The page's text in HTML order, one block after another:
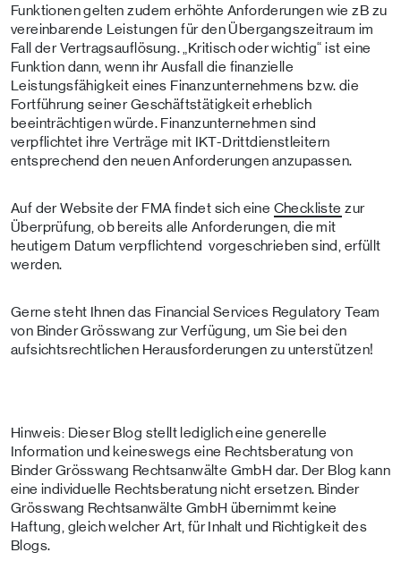
Funktionen gelten zudem erhöhte Anforderungen wie zB zu
vereinbarende Leistungen für den Übergangszeitraum im
Fall der Vertragsauflösung. „Kritisch oder wichtig“ ist eine
Funktion dann, wenn ihr Ausfall die finanzielle
Leistungsfähigkeit eines Finanzunternehmens bzw. die
Fortführung seiner Geschäftstätigkeit erheblich
beeinträchtigen würde. Finanzunternehmen sind
verpflichtet ihre Verträge mit IKT-Drittdienstleitern
entsprechend den neuen Anforderungen anzupassen.
Auf der Website der FMA findet sich eine Checkliste zur
Überprüfung, ob bereits alle Anforderungen, die mit
heutigem Datum verpflichtend vorgeschrieben sind, erfüllt
werden.
Gerne steht Ihnen das Financial Services Regulatory Team
von Binder Grösswang zur Verfügung, um Sie bei den
aufsichtsrechtlichen Herausforderungen zu unterstützen!
Hinweis: Dieser Blog stellt lediglich eine generelle
Information und keineswegs eine Rechtsberatung von
Binder Grösswang Rechtsanwälte GmbH dar. Der Blog kann
eine individuelle Rechtsberatung nicht ersetzen. Binder
Grösswang Rechtsanwälte GmbH übernimmt keine
Haftung, gleich welcher Art, für Inhalt und Richtigkeit des
Blogs.